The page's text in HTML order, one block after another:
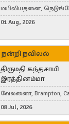
மயிலியதனை,
கம்பர்மலை
01 Aug, 2026
நன்றி நவிலல்
திருமதி கந்தசாமி
இரத்தினம்மா
வேலணை, Brampton,
08 Jul, 2026